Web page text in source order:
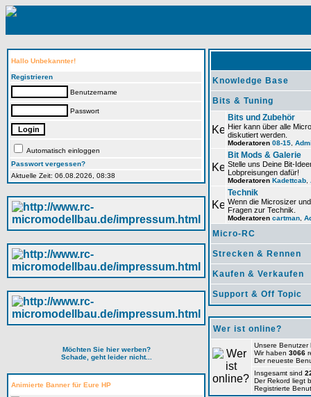
Hallo Unbekannter!
Registrieren
Benutzername
Passwort
Automatisch einloggen
Passwort vergessen?
Aktuelle Zeit: 06.08.2026, 08:38
Möchten Sie hier werben?
Schade, geht leider nicht...
Animierte Banner für Eure HP
Knowledge Base
Bits & Tuning
Bits und Zubehör
Hier kann über alle
diskutiert werden.
Moderatoren 08-15
Bit Mods & Galerie
Stelle uns Deine Bit-
Lobpreisungen dafür!
Moderatoren Kadettcab
Technik
Wenn die Microsizer
Fragen zur Technik.
Moderatoren cartman
Micro-RC
Strecken & Rennen
Kaufen & Verkaufen
Support & Off Topic
Wer ist online?
Unsere
Wir haben 3066
Der neueste
Insgesamt sind
Der Rekord liegt
Registrierte